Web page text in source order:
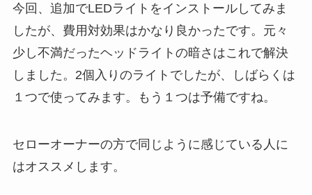
今回、追加でLEDライトをインストールしてみま
したが、費用対効果はかなり良かったです。元々
少し不満だったヘッドライトの暗さはこれで解決
しました。2個入りのライトでしたが、しばらくは
１つで使ってみます。もう１つは予備ですね。
セローオーナーの方で同じように感じている人に
はオススメします。